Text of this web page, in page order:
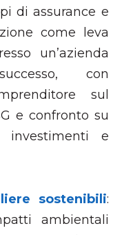
di assurance e
come leva
un’azienda
con
sul
e confronto su
investimenti e
sostenibili:
ambientali